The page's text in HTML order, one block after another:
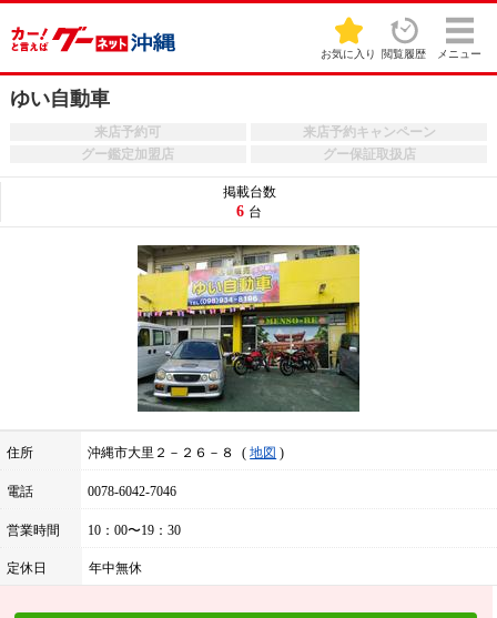
お気に入り 閲覧履歴 メニュー
ゆい自動車
来店予約可
来店予約キャンペーン
グー鑑定加盟店
グー保証取扱店
住所 沖縄市大里２－２６－８ 地図
電話 0078-6042-7046
営業時間 10：00〜19：30
定休日 年中無休
掲載台数
6 台